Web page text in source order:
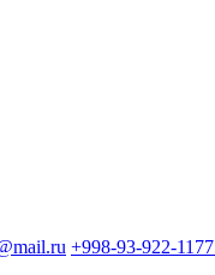
+998-93-922-1177